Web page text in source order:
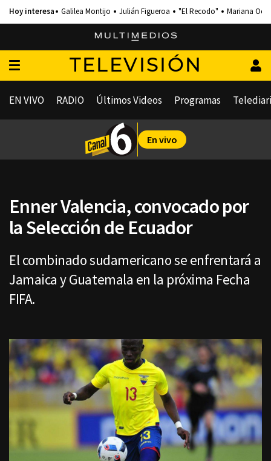
Galilea Montijo Julián Figueroa "El Recodo" Mariana
TELEVISIÓN
EN VIVO RADIO Últimos Videos Programas
En vivo
Enner Valencia, convocado por
la Selección de Ecuador
El combinado sudamericano se enfrentará a
Jamaica y Guatemala en la próxima Fecha
FIFA.